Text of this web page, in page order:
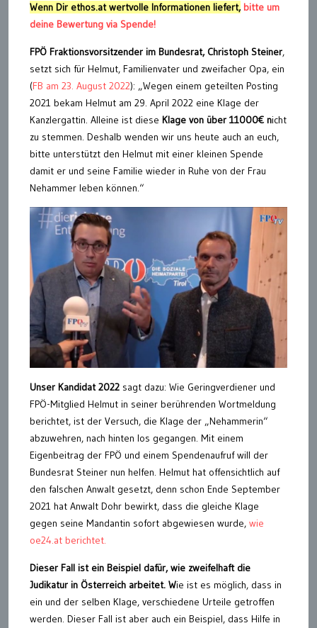
Wenn Dir ethos.at wertvolle Informationen liefert, bitte um
deine Bewertung via Spende!
FPÖ Fraktionsvorsitzender im Bundesrat, Christoph Steiner,
setzt sich für Helmut, Familienvater und zweifacher Opa, ein
(FB am 23. August 2022): „Wegen einem geteilten Posting
2021 bekam Helmut am 29. April 2022 eine Klage der
Kanzlergattin. Alleine ist diese Klage von über 11000€ nicht
zu stemmen. Deshalb wenden wir uns heute auch an euch,
bitte unterstützt den Helmut mit einer kleinen Spende
damit er und seine Familie wieder in Ruhe von der Frau
Nehammer leben können.“
Unser Kandidat 2022 sagt dazu: Wie Geringverdiener und
FPÖ-Mitglied Helmut in seiner berührenden Wortmeldung
berichtet, ist der Versuch, die Klage der „Nehammerin“
abzuwehren, nach hinten los gegangen. Mit einem
Eigenbeitrag der FPÖ und einem Spendenaufruf will der
Bundesrat Steiner nun helfen. Helmut hat offensichtlich auf
den falschen Anwalt gesetzt, denn schon Ende September
2021 hat Anwalt Dohr bewirkt, dass die gleiche Klage
gegen seine Mandantin sofort abgewiesen wurde, wie
oe24.at berichtet.
Dieser Fall ist ein Beispiel dafür, wie zweifelhaft die
Judikatur in Österreich arbeitet. Wie ist es möglich, dass in
ein und der selben Klage, verschiedene Urteile getroffen
werden. Dieser Fall ist aber auch ein Beispiel, dass Hilfe in